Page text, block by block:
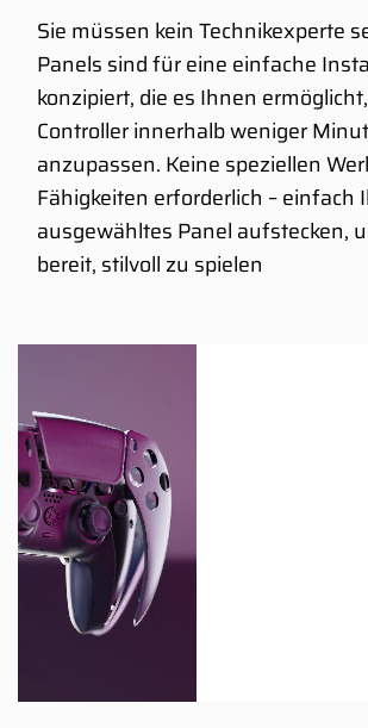
Sie müssen kein Technikexperte
Panels sind für eine einfache
konzipiert, die es Ihnen
Controller innerhalb weniger
anzupassen. Keine speziellen
Fähigkeiten erforderlich – einfach
ausgewähltes Panel aufstecken,
bereit, stilvoll zu spielen